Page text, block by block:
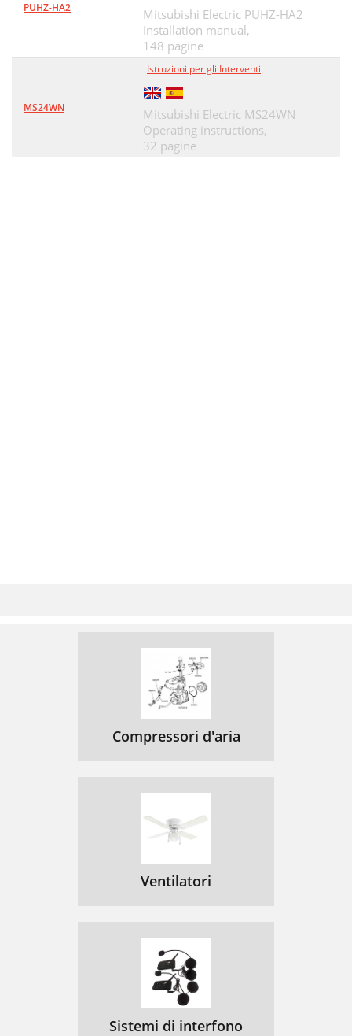
PUHZ-HA2
Mitsubishi Electric PUHZ-HA2
Installation manual,
148 pagine
MS24WN
Istruzioni per gli Interventi
Mitsubishi Electric MS24WN
Operating instructions,
32 pagine
Compressori d'aria
Ventilatori
Sistemi di interfono